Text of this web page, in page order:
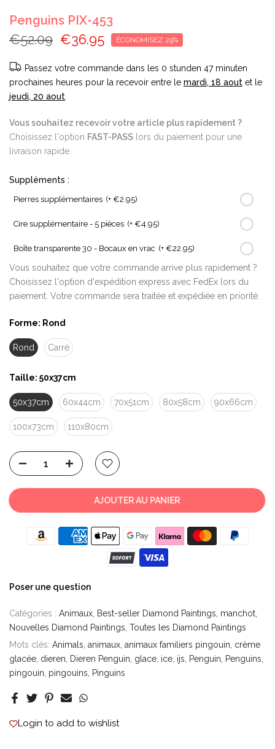
Penguins PIX-453
€52.09 €36.95 ÉCONOMISEZ 29%
Passez votre commande dans les 0 stunden 47 minuten
prochaines heures pour la recevoir entre le mardi, 18 aout et le
jeudi, 20 aout.
Vous souhaitez recevoir votre article plus rapidement ?
Choisissez l'option FAST-PASS lors du paiement pour une
livraison rapide.
Suppléments :
Pierres supplémentaires (+ €2.95)
Cire supplémentaire - 5 pièces (+ €4.95)
Boîte transparente 30 - Bocaux en vrac (+ €22.95)
Vous souhaitez que votre commande arrive plus rapidement ?
Choisissez l'option d'expédition express avec FedEx lors du
paiement. Votre commande sera traitée et expédiée en priorité.
Forme: Rond
Rond Carré
Taille: 50x37cm
50x37cm 60x44cm 70x51cm 80x58cm 90x66cm
100x73cm 110x80cm
AJOUTER AU PANIER
Poser une question
Catégories : Animaux Best-seller Diamond Paintings manchot
Nouvelles Diamond Paintings Toutes les Diamond Paintings
Mots clés: Animals animaux animaux familiers pingouin crème
glacée dieren Dieren Penguin glace ice ijs Penguin
Penguins
pingouin pingouins Pinguins
Login to add to wishlist